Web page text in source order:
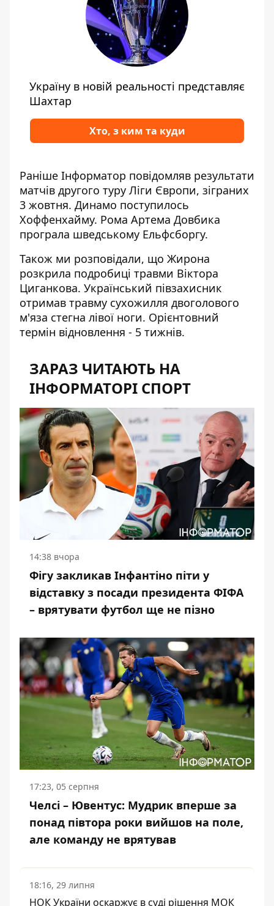
Україну в новій реальності представляє
Шахтар
Хто, з ким та куди
Раніше Інформатор повідомляв результати
матчів другого туру Ліги Європи, зіграних
3 жовтня. Динамо поступилось
Хоффенхайму. Рома Артема Довбика
програла шведському Ельфсборгу.
Також ми розповідали, що Жирона
розкрила подробиці травми Віктора
Циганкова. Український півзахисник
отримав травму сухожилля двоголового
м'яза стегна лівої ноги. Орієнтовний
термін відновлення - 5 тижнів.
ЗАРАЗ ЧИТАЮТЬ НА
ІНФОРМАТОРІ СПОРТ
14:38 вчора
Фігу закликав Інфантіно піти у
відставку з посади президента ФІФА
– врятувати футбол ще не пізно
17:23, 05 серпня
Челсі – Ювентус: Мудрик вперше за
понад півтора роки вийшов на поле,
але команду не врятував
18:16, 29 липня
НОК України оскаржує в суді рішення МОК